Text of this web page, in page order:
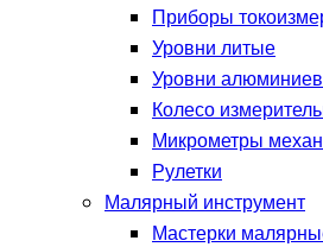
Приборы
Уровни литые
Уровни
Колесо
Микрометры
Рулетки
Малярный инструмент
Мастерки